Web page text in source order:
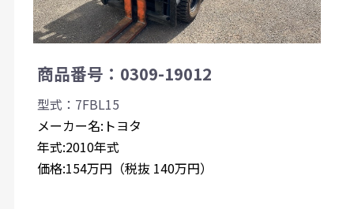
商品番号：0309-19012
型式：7FBL15
メーカー名:トヨタ
年式:2010年式
価格:154万円（税抜 140万円）